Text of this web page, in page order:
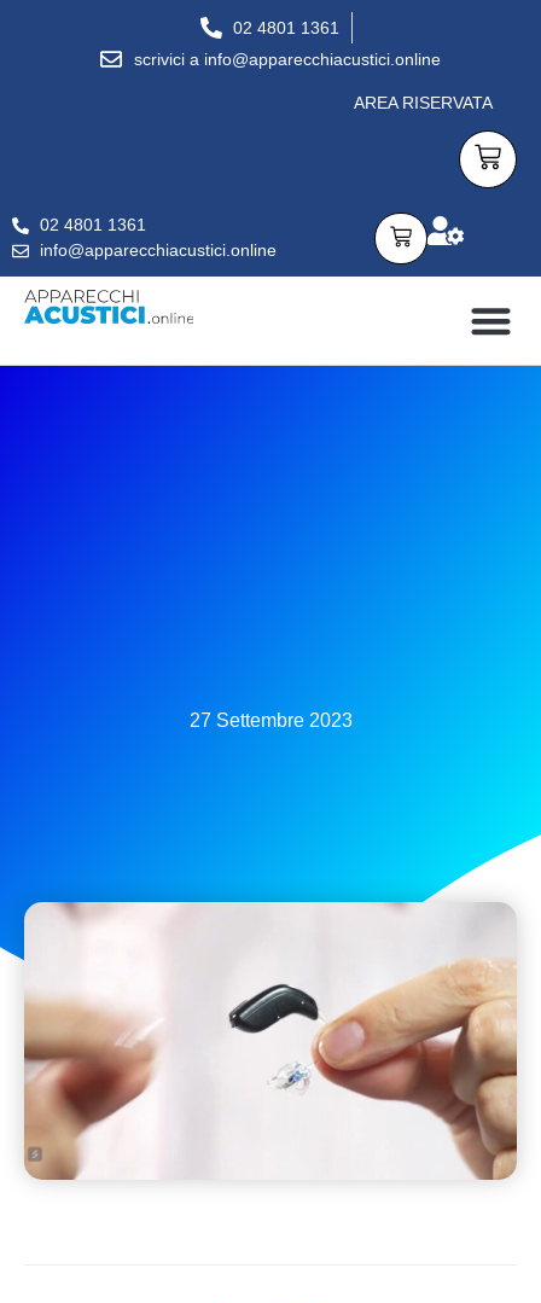
02 4801 1361
scrivici a info@apparecchiacustici.online
AREA RISERVATA
02 4801 1361
info@apparecchiacustici.online
27 Settembre 2023